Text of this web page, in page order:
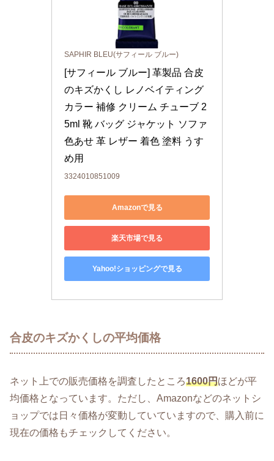
SAPHIR BLEU(サフィール ブルー)
[サフィール ブルー] 革製品 合皮
のキズかくし レノベイティング
カラー 補修 クリーム チューブ 2
5ml 靴 バッグ ジャケット ソファ
色あせ 革 レザー 着色 塗料 うす
め用
3324010851009
Amazonで見る
楽天市場で見る
Yahoo!ショッピングで見る
合皮のキズかくしの平均価格
ネット上での販売価格を調査したところ1600円ほどが平
均価格となっています。ただし、Amazonなどのネットシ
ョップでは日々価格が変動していていますので、購入前に
現在の価格もチェックしてください。